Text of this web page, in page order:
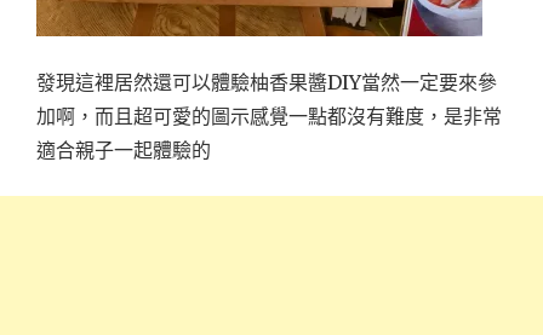
發現這裡居然還可以體驗柚香果醬DIY當然一定要來參
加啊，而且超可愛的圖示感覺一點都沒有難度，是非常
適合親子一起體驗的